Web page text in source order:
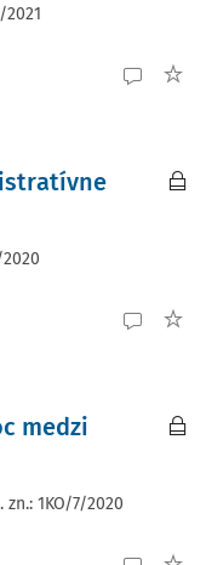
medzi
zn.: 1KO/7/2020